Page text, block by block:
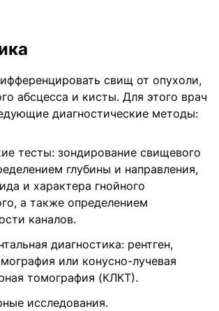
свищ от опухоли,
абсцесса и кисты. Для этого врач
диагностические методы:
тесты: зондирование свищевого
глубины и направления,
и характера гнойного
а также определением
каналов.
диагностика: рентген,
или конусно-лучевая
томография (КЛКТ).
исследования.